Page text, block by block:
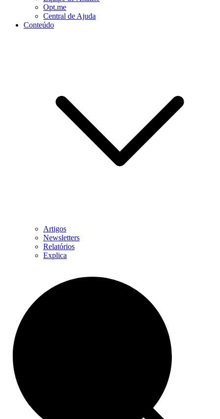
Opt.me
Central de Ajuda
Conteúdo
Artigos
Newsletters
Relatórios
Explica